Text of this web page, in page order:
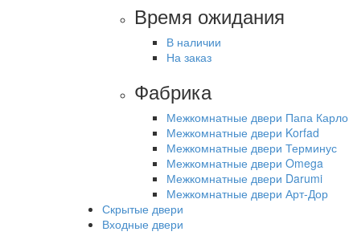
Время ожидания
В наличии
На заказ
Фабрика
Межкомнатные двери Папа Карло
Межкомнатные двери Korfad
Межкомнатные двери Терминус
Межкомнатные двери Omega
Межкомнатные двери Darumi
Межкомнатные двери Арт-Дор
Скрытые двери
Входные двери